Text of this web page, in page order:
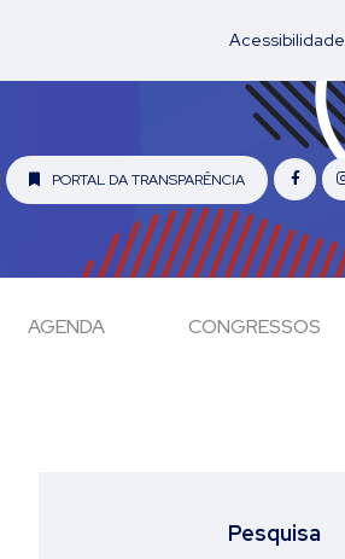
Acessibilidade
PORTAL DA TRANSPARÊNCIA
AGENDA CONGRESSOS
Pesquisa